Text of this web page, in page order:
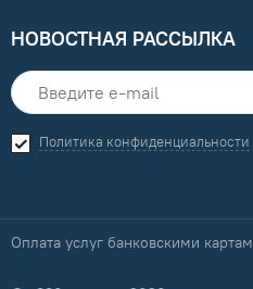
НОВОСТНАЯ РАССЫЛКА
Политика конфиденциальности
Оплата услуг банковскими картам